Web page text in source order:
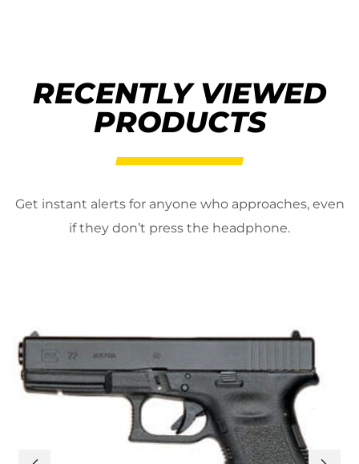
RECENTLY VIEWED
PRODUCTS
Get instant alerts for anyone who approaches, even
if they don’t press the headphone.